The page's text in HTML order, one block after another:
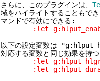
さらに、このプラグインは、
域をハイライトすることもで
マンドで有効にできる:
:let
以下の設定変数は
対応する変数と同じ効果を持
:let
:let